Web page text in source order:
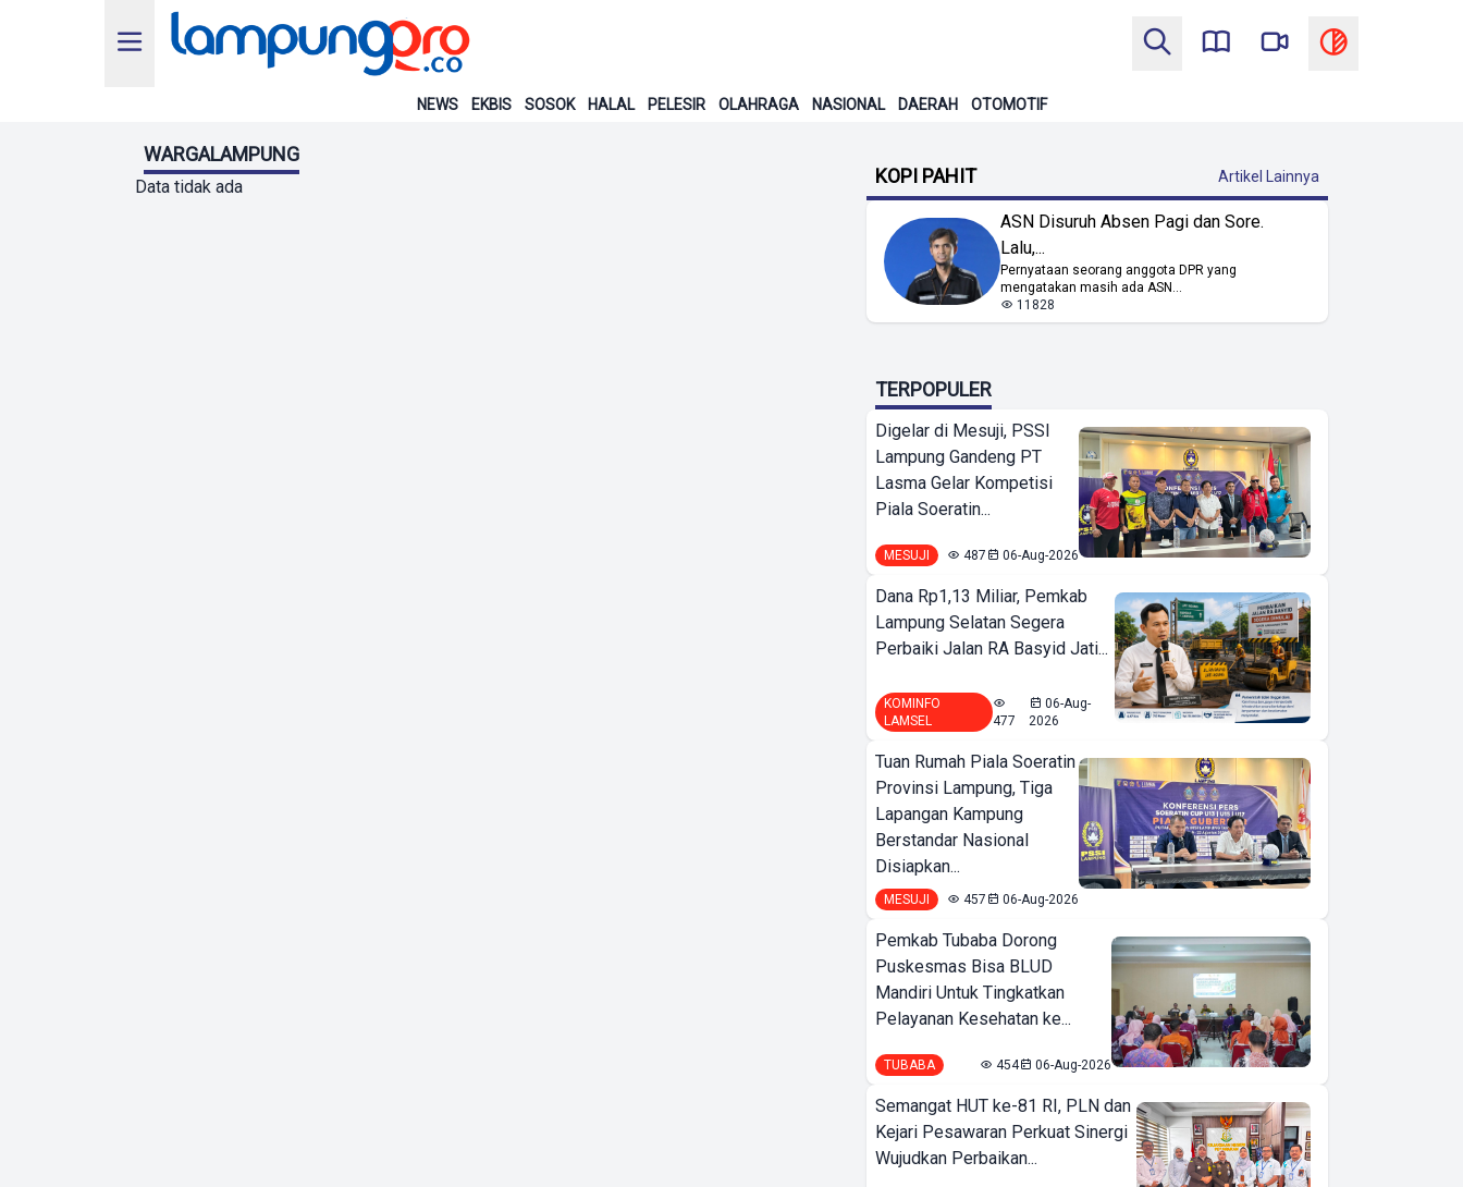
NEWS EKBIS SOSOK HALAL PELESIR OLAHRAGA NASIONAL DAERAH OTOMOTIF
WARGALAMPUNG
Data tidak ada KOPI PAHIT Artikel Lainnya
ASN Disuruh Absen Pagi dan Sore.
Lalu,...
Pernyataan seorang anggota DPR yang
mengatakan masih ada ASN...
11828
TERPOPULER
Digelar di Mesuji, PSSI
Lampung Gandeng PT
Lasma Gelar Kompetisi
Piala Soeratin...
MESUJI 487 06-Aug-2026
Dana Rp1,13 Miliar, Pemkab
Lampung Selatan Segera
Perbaiki Jalan RA Basyid Jati...
KOMINFO
LAMSEL
477
06-Aug-
2026
Tuan Rumah Piala Soeratin
Provinsi Lampung, Tiga
Lapangan Kampung
Berstandar Nasional
Disiapkan...
MESUJI 457 06-Aug-2026
Pemkab Tubaba Dorong
Puskesmas Bisa BLUD
Mandiri Untuk Tingkatkan
Pelayanan Kesehatan ke...
TUBABA 454 06-Aug-2026
Semangat HUT ke-81 RI, PLN dan
Kejari Pesawaran Perkuat Sinergi
Wujudkan Perbaikan...